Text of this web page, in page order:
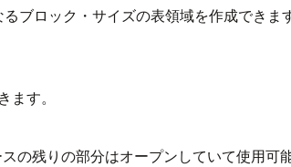
ブロック・サイズの表領域を作成できま
す。
の残りの部分はオープンしていて使用可